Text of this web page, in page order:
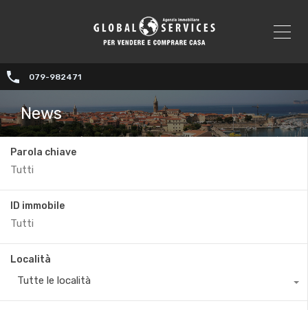
079-982471
News
Parola chiave
ID immobile
Località
Tutte le località